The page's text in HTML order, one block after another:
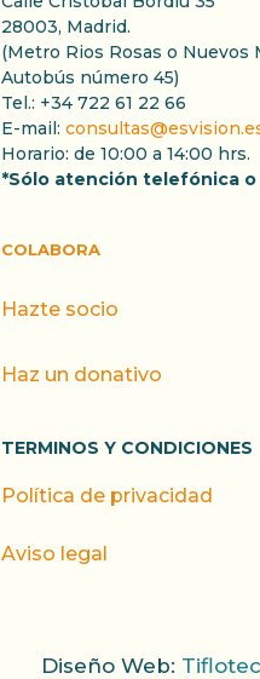
28003, Madrid.
(Metro Rios Rosas o Nuevos
Autobús número 45)
Tel.: +34 722 61 22 66
E-mail:
Horario: de 10:00 a 14:00 hrs.
*Sólo atención telefónica o
COLABORA
Hazte socio
Haz un donativo
TERMINOS Y CONDICIONES
Política de privacidad
Aviso legal
Diseño Web: Tiflotec